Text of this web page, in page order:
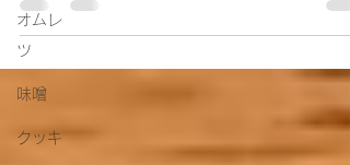
オムレ
ツ
味噌
クッキ